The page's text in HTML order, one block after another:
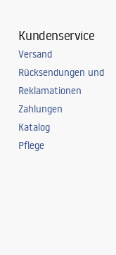
Kundenservice
Versand
Rücksendungen und
Reklamationen
Zahlungen
Katalog
Pflege